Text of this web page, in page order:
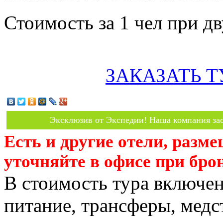
Стоимость за 1 чел при
ЗАКАЗАТЬ
Эксклюзив от Экспедии! Наша компания
Есть и другие отели,
уточняйте в офисе при
В стоимость тура
питание, трансферы,